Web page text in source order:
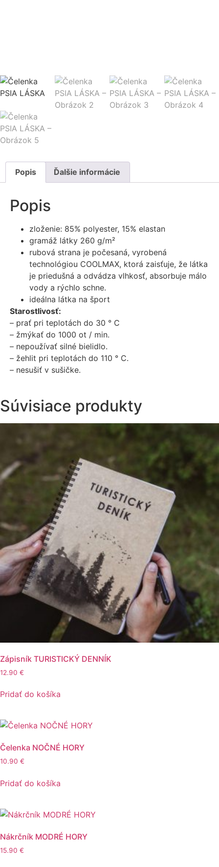
Popis Ďalšie informácie
Popis
zloženie: 85% polyester, 15% elastan
gramáž látky 260 g/m²
rubová strana je počesaná, vyrobená
technológiou COOLMAX, ktorá zaisťuje, že látka
je priedušná a odvádza vlhkosť, absorbuje málo
vody a rýchlo schne.
ideálna látka na šport
Starostlivosť:
– prať pri teplotách do 30 ° C
– žmýkať do 1000 ot / min.
– nepoužívať silné bielidlo.
– žehlit pri teplotách do 110 ° C.
– nesušiť v sušičke.
Súvisiace produkty
Zápisník TURISTICKÝ DENNÍK
12.90 €
Pridať do košíka
Čelenka NOČNÉ HORY
10.90 €
Pridať do košíka
Nákrčník MODRÉ HORY
15.90 €